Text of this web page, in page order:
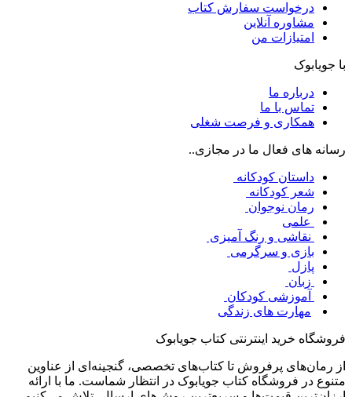
درخواست سفارش کتاب
مشاوره آنلاین
امتیازات من
با جویابوک
درباره ما
تماس با ما
همکاری و فرصت شغلی
رسانه های فعال ما در مجازی..
داستان کودکانه
شعر کودکانه
رمان نوجوان
علمی
نقاشی و رنگ آمیزی
بازی و سرگرمی
پازل
زبان
آموزشی کودکان
مهارت های زندگی
فروشگاه خرید اینترنتی کتاب جویابوک
از رمان‌های پرفروش تا کتاب‌های تخصصی، گنجینه‌ای از عناوین
متنوع در فروشگاه کتاب جویابوک در انتظار شماست. ما با ارائه